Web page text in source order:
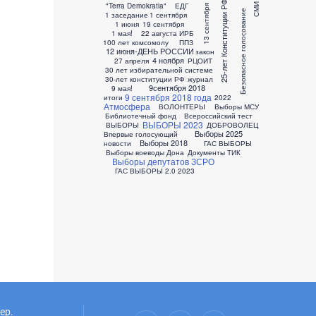
"Terra Demokratia"
1 заседание
1 июня
1 мая!
1 сентября
100 лет комсомолу
12 июня-ДЕНЬ РОССИИ
13 сентября
19 сентября
22 августа
25-лет Конституции РФ
27 апреля
30 лет избирательной системе
30-лет конституции РФ
4 ноября
9 мая!
9 сентября 2018 года
9сентября 2018
Атмосфера
Безопасное голосование
Библиотечный фонд
ВОЛОНТЕРЫ
ВЫБОРЫ ВЫБОРЫ 2023
Впервые голосующий
Всероссийский тест
Выборы 2018
Выборы 2025
Выборы МСУ
Выборы воеводы Дона
Выборы депутатов ЗСРО
ГАС ВЫБОРЫ
ГАС ВЫБОРЫ 2.0
ДОБРОВОЛЕЦ
Документы ТИК
ЕДГ
ИРБ
ППЗ
РЦОИТ
СМИ
журнал
закон
итоги
новости
2022
2023